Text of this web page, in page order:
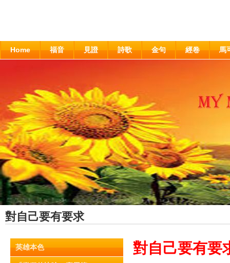
Home 福音 見證 詩歌 金句 經卷 馬
對自己要有要求
英雄本色 對自己要有要